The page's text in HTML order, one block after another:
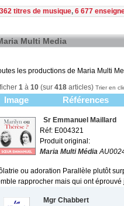
titres de musique, 6 677
Multi Media
les productions de Maria Multi
1 à 10 (sur 418 articles) Trier en
Image Références
Sr Emmanuel Maillard
Réf: E004321
Produit original:
Maria Multi Média
ou adoration Parallèle plutôt
rapprocher mais qui ont éprouvé
Mgr Chabbert